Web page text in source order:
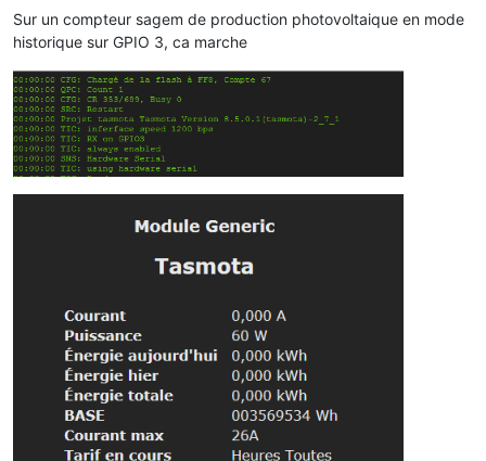
Sur un compteur sagem de production photovoltaique en mode
historique sur GPIO 3, ca marche